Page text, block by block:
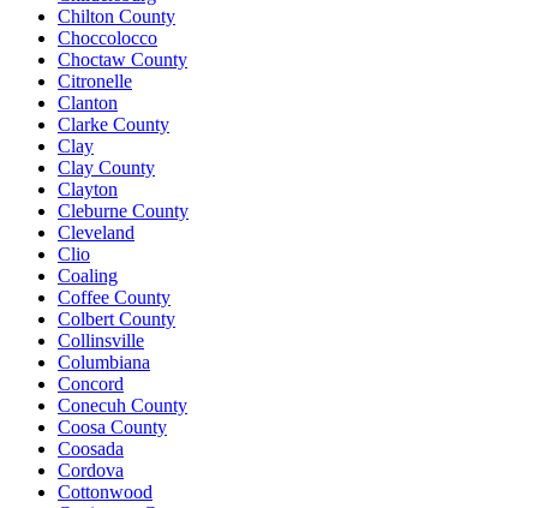
Chilton County
Choccolocco
Choctaw County
Citronelle
Clanton
Clarke County
Clay
Clay County
Clayton
Cleburne County
Cleveland
Clio
Coaling
Coffee County
Colbert County
Collinsville
Columbiana
Concord
Conecuh County
Coosa County
Coosada
Cordova
Cottonwood